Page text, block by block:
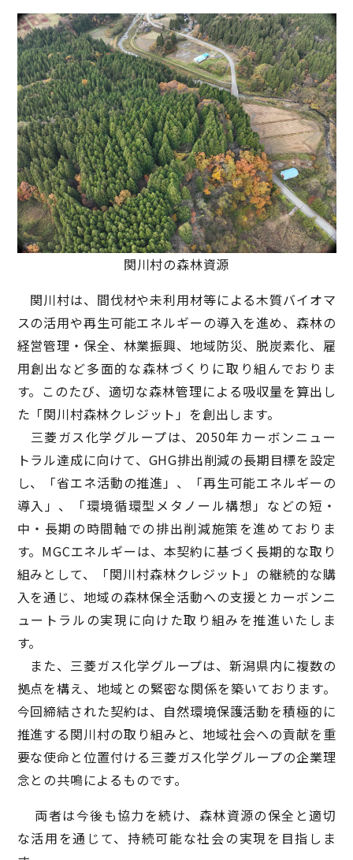
関川村の森林資源
関川村は、間伐材や未利用材等による木質バイオマ
スの活用や再生可能エネルギーの導入を進め、森林の
経営管理・保全、林業振興、地域防災、脱炭素化、雇
用創出など多面的な森林づくりに取り組んでおりま
す。このたび、適切な森林管理による吸収量を算出し
た「関川村森林クレジット」を創出します。
三菱ガス化学グループは、2050年カーボンニュー
トラル達成に向けて、GHG排出削減の長期目標を設定
し、「省エネ活動の推進」、「再生可能エネルギーの
導入」、「環境循環型メタノール構想」などの短・
中・長期の時間軸での排出削減施策を進めておりま
す。MGCエネルギーは、本契約に基づく長期的な取り
組みとして、「関川村森林クレジット」の継続的な購
入を通じ、地域の森林保全活動への支援とカーボンニ
ュートラルの実現に向けた取り組みを推進いたしま
す。
また、三菱ガス化学グループは、新潟県内に複数の
拠点を構え、地域との緊密な関係を築いております。
今回締結された契約は、自然環境保護活動を積極的に
推進する関川村の取り組みと、地域社会への貢献を重
要な使命と位置付ける三菱ガス化学グループの企業理
念との共鳴によるものです。
両者は今後も協力を続け、森林資源の保全と適切
な活用を通じて、持続可能な社会の実現を目指しま